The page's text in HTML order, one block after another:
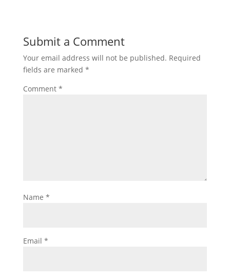
Submit a Comment
Your email address will not be published. Required
fields are marked *
Comment *
Name *
Email *